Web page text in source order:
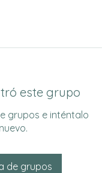
este grupo
grupos e inténtalo
de grupos